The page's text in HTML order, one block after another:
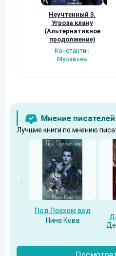
Неучтенный 3.
Угроза клану
(Альтернативное
продолжение)
Константин
Муравьев
Мнение
Лучшие книги по мнению
Под Прахом вод
Нина Кова